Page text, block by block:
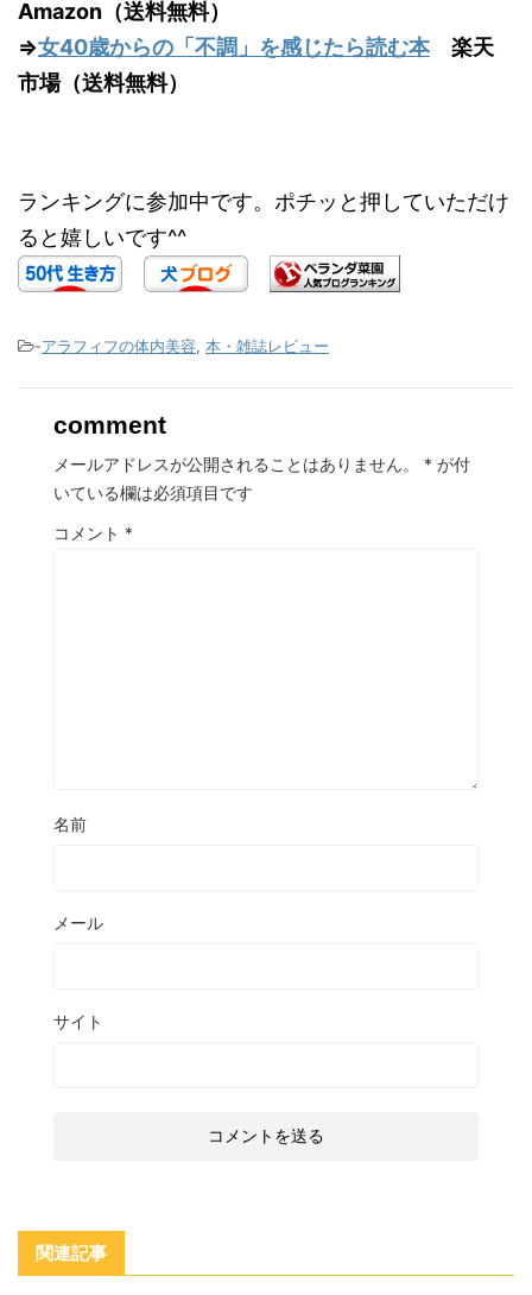
Amazon（送料無料）
⇒女40歳からの「不調」を感じたら読む本楽天
市場（送料無料）
ランキングに参加中です。ポチッと押していただけ
ると嬉しいです^^
-アラフィフの体内美容, 本・雑誌レビュー
comment
メールアドレスが公開されることはありません。 * が付
いている欄は必須項目です
コメント *
名前
メール
サイト
関連記事